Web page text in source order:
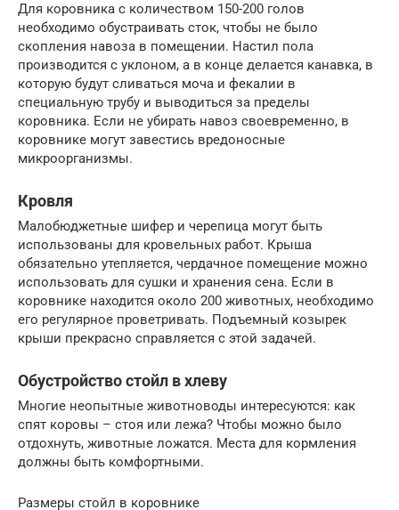
Для коровника с количеством 150-200 голов
необходимо обустраивать сток, чтобы не было
скопления навоза в помещении. Настил пола
производится с уклоном, а в конце делается канавка, в
которую будут сливаться моча и фекалии в
специальную трубу и выводиться за пределы
коровника. Если не убирать навоз своевременно, в
коровнике могут завестись вредоносные
микроорганизмы.
Кровля
Малобюджетные шифер и черепица могут быть
использованы для кровельных работ. Крыша
обязательно утепляется, чердачное помещение можно
использовать для сушки и хранения сена. Если в
коровнике находится около 200 животных, необходимо
его регулярное проветривать. Подъемный козырек
крыши прекрасно справляется с этой задачей.
Обустройство стойл в хлеву
Многие неопытные животноводы интересуются: как
спят коровы – стоя или лежа? Чтобы можно было
отдохнуть, животные ложатся. Места для кормления
должны быть комфортными.
Размеры стойл в коровнике